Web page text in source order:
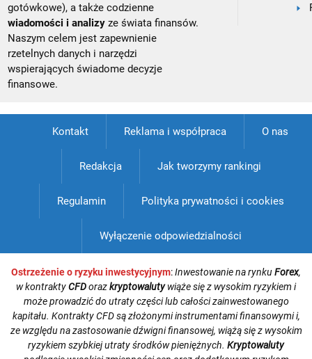
gotówkowe), a także codzienne
wiadomości i analizy ze świata finansów.
Naszym celem jest zapewnienie
rzetelnych danych i narzędzi
wspierających świadome decyzje
finansowe.
Kontakt Reklama i współpraca O nas
Redakcja Jak tworzymy rankingi
Regulamin Polityka prywatności i cookies
Wyłączenie odpowiedzialności
Ostrzeżenie o ryzyku inwestycyjnym:Inwestowanie na rynkuForex,
w kontraktyCFDorazkryptowalutywiąże się z wysokim ryzykiem i
może prowadzić do utraty części lub całości zainwestowanego
kapitału. Kontrakty CFD są złożonymi instrumentami finansowymi i,
ze względu na zastosowanie dźwigni finansowej, wiążą się z wysokim
ryzykiem szybkiej utraty środków pieniężnych. Kryptowaluty